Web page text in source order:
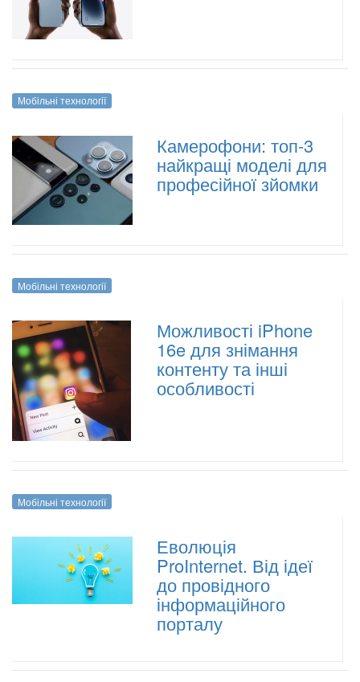
Мобільні технології
Камерофони: топ-3
найкращі моделі для
професійної зйомки
Мобільні технології
Можливості iPhone
16e для знімання
контенту та інші
особливості
Мобільні технології
Еволюція
ProInternet. Від ідеї
до провідного
інформаційного
порталу